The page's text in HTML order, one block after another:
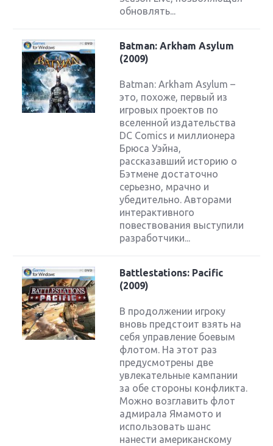
обновлять...
Batman: Arkham Asylum
(2009)
Batman: Arkham Asylum –
это, похоже, первый из
игровых проектов по
вселенной издательства
DC Comics и миллионера
Брюса Уэйна,
рассказавший историю о
Бэтмене достаточно
серьезно, мрачно и
убедительно. Авторами
интерактивного
повествования выступили
разработчики...
Battlestations: Pacific
(2009)
В продолжении игроку
вновь предстоит взять на
себя управление боевым
флотом. На этот раз
предусмотрены две
увлекательные кампании
за обе стороны конфликта.
Можно возглавить флот
адмирала Ямамото и
использовать шанс
нанести американскому